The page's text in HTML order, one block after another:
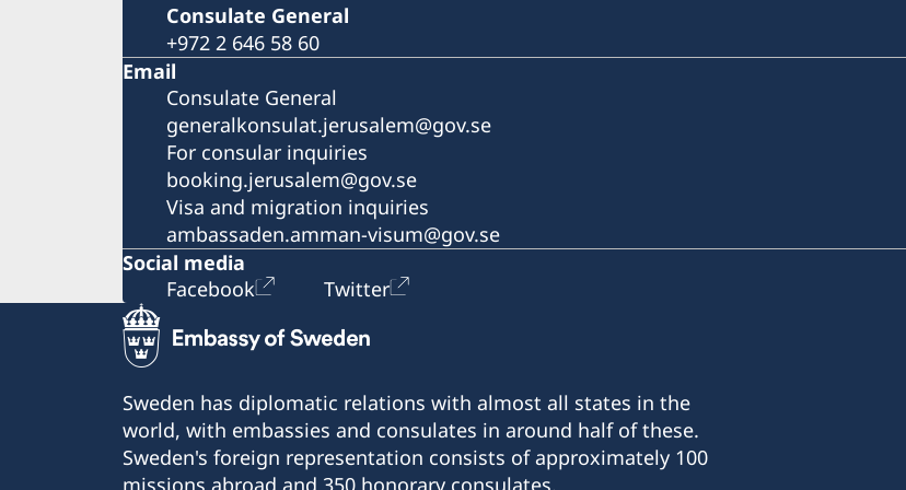
Consulate General
+972 2 646 58 60
Email
Consulate General
generalkonsulat.jerusalem@gov.se
For consular inquiries
booking.jerusalem@gov.se
Visa and migration inquiries
ambassaden.amman-visum@gov.se
Social media
Facebook
Twitter
Sweden has diplomatic relations with almost all states in the
world, with embassies and consulates in around half of these.
Sweden's foreign representation consists of approximately 100
missions abroad and 350 honorary consulates.